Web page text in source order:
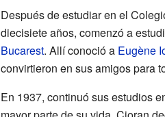
Después de estudiar en el
diecisiete años, comenzó a
Bucarest. Allí conoció a Eugène
convirtieron en sus amigos para
En 1937, continuó sus estudios